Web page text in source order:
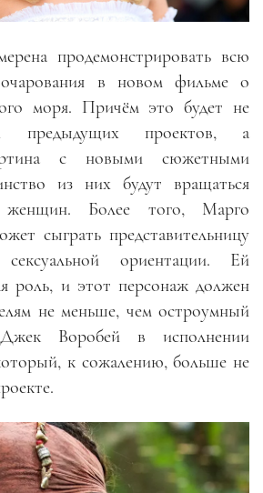
продемонстрировать всю
в новом фильме о
моря. Причём это будет не
предыдущих проектов, а
с новыми сюжетными
из них будут вращаться
женщин. Более того, Марго
сыграть представительницу
сексуальной ориентации. Ей
роль, и этот персонаж должен
не меньше, чем остроумный
Воробей в исполнении
к сожалению, больше не